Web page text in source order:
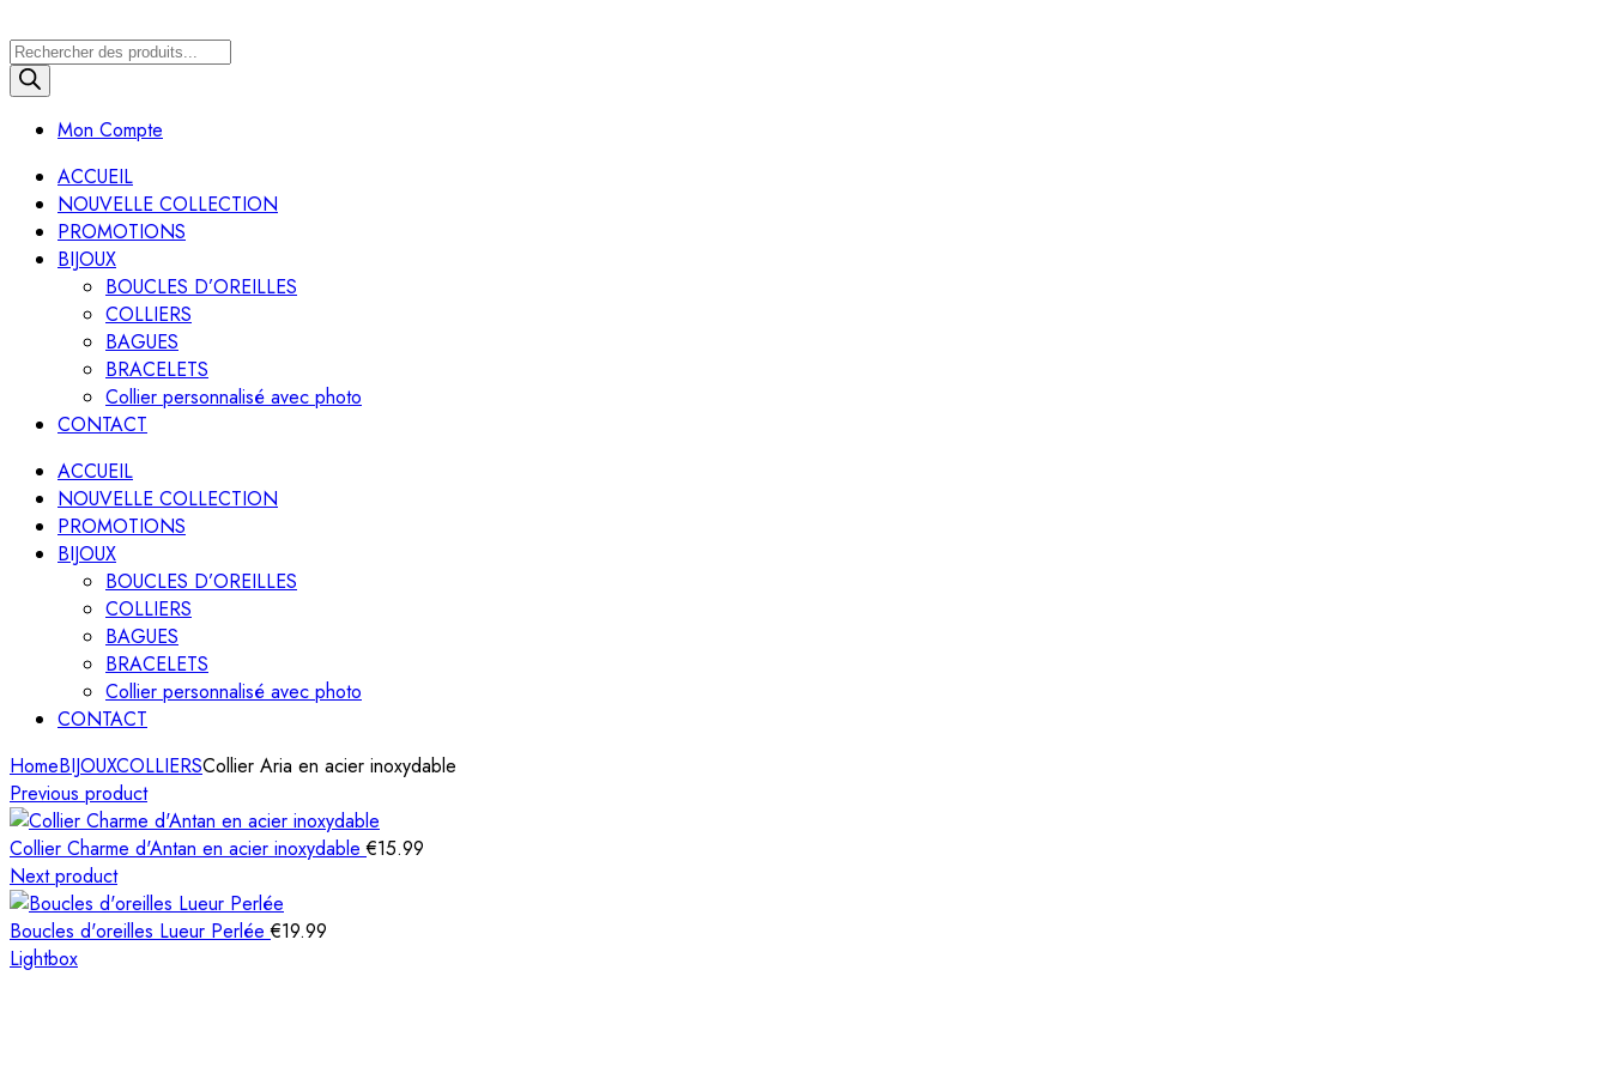
Recherche
de
produits
Mon Compte
ACCUEIL
NOUVELLE COLLECTION
PROMOTIONS
BIJOUX
BOUCLES D’OREILLES
COLLIERS
BAGUES
BRACELETS
Collier personnalisé avec photo
CONTACT
ACCUEIL
NOUVELLE COLLECTION
PROMOTIONS
BIJOUX
BOUCLES D’OREILLES
COLLIERS
BAGUES
BRACELETS
Collier personnalisé avec photo
CONTACT
HomeBIJOUXCOLLIERSCollier Aria en acier inoxydable
Previous product
Collier Charme d'Antan en acier inoxydable€15.99
Next product
Boucles d'oreilles Lueur Perlée€19.99
Lightbox